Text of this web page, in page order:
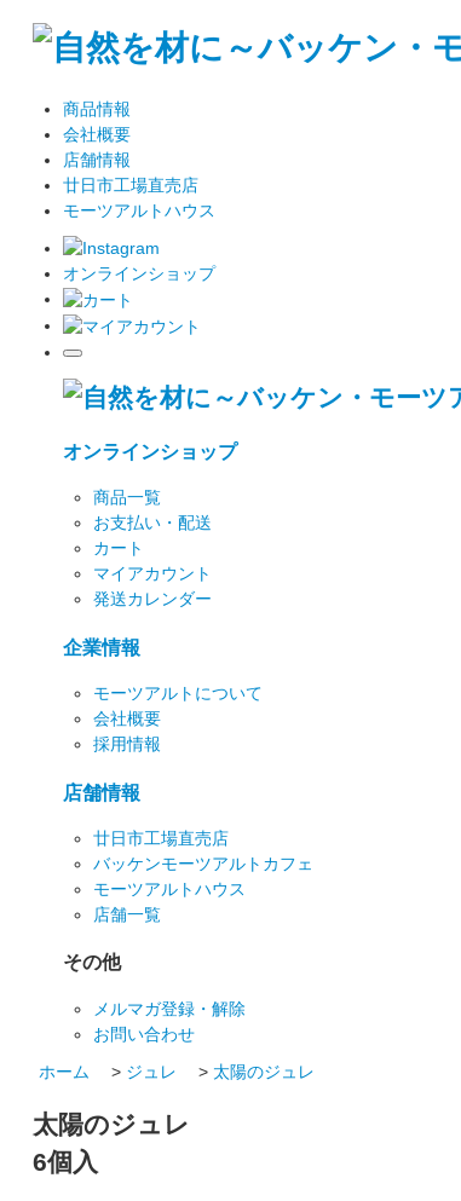
商品情報
会社概要
店舗情報
廿日市工場直売店
モーツアルトハウス
オンラインショップ
オンラインショップ
商品一覧
お支払い・配送
カート
マイアカウント
発送カレンダー
企業情報
モーツアルトについて
会社概要
採用情報
店舗情報
廿日市工場直売店
バッケンモーツアルトカフェ
モーツアルトハウス
店舗一覧
その他
メルマガ登録・解除
お問い合わせ
ホーム
> ジュレ > 太陽のジュレ
太陽のジュレ
6個入